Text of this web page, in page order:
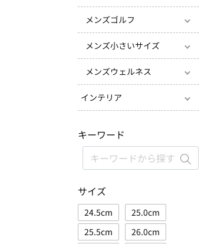
メンズゴルフ
メンズ小さいサイズ
メンズウェルネス
インテリア
キーワード
サイズ
24.5cm
25.0cm
25.5cm
26.0cm